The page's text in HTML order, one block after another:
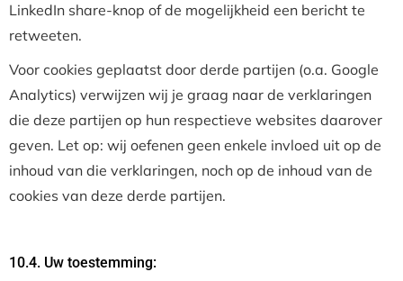
LinkedIn share-knop of de mogelijkheid een bericht te
retweeten.
Voor cookies geplaatst door derde partijen (o.a. Google
Analytics) verwijzen wij je graag naar de verklaringen
die deze partijen op hun respectieve websites daarover
geven. Let op: wij oefenen geen enkele invloed uit op de
inhoud van die verklaringen, noch op de inhoud van de
cookies van deze derde partijen.
10.4. Uw toestemming: